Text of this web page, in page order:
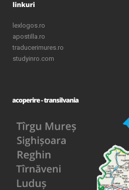
lexlogos.ro
apostilla.ro
traducerimures.ro
studyinro.com